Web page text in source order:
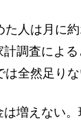
人は月に
調査によ
全然足りな
増えない